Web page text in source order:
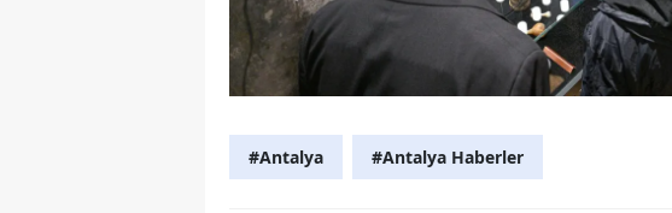
#Antalya #Antalya Haberler